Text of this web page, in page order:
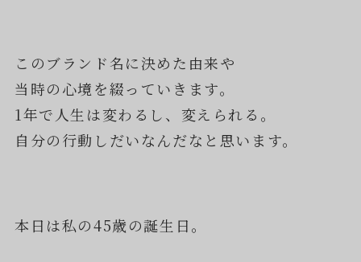
このブランド名に決めた由来や
当時の心境を綴っていきます。
1年で人生は変わるし、変えられる。
自分の行動しだいなんだなと思います。
本日は私の45歳の誕生日。